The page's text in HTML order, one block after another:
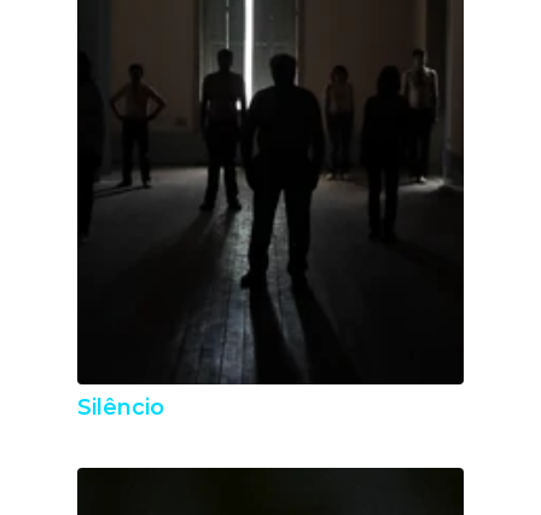
Silêncio